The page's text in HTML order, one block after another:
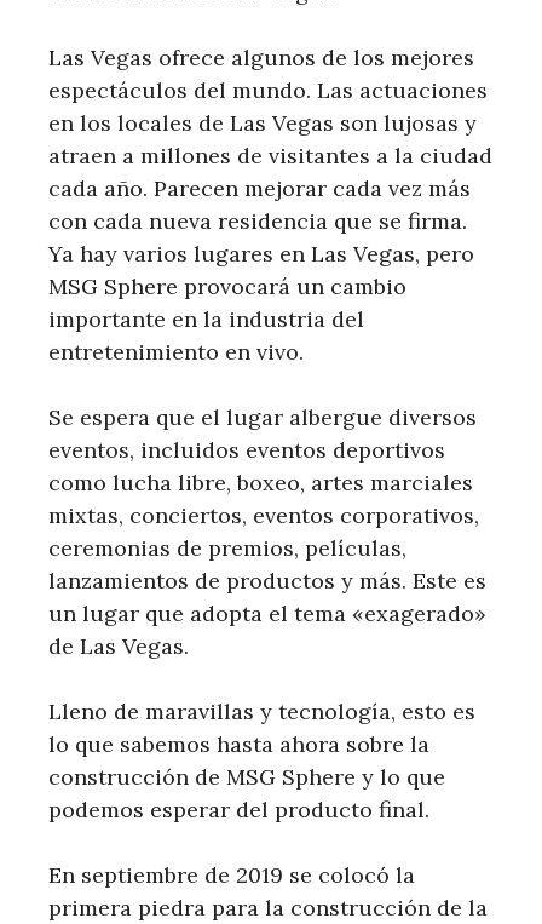
Las Vegas ofrece algunos de los mejores
espectáculos del mundo. Las actuaciones
en los locales de Las Vegas son lujosas y
atraen a millones de visitantes a la ciudad
cada año. Parecen mejorar cada vez más
con cada nueva residencia que se firma.
Ya hay varios lugares en Las Vegas, pero
MSG Sphere provocará un cambio
importante en la industria del
entretenimiento en vivo.
Se espera que el lugar albergue diversos
eventos, incluidos eventos deportivos
como lucha libre, boxeo, artes marciales
mixtas, conciertos, eventos corporativos,
ceremonias de premios, películas,
lanzamientos de productos y más. Este es
un lugar que adopta el tema «exagerado»
de Las Vegas.
Lleno de maravillas y tecnología, esto es
lo que sabemos hasta ahora sobre la
construcción de MSG Sphere y lo que
podemos esperar del producto final.
En septiembre de 2019 se colocó la
primera piedra para la construcción de la